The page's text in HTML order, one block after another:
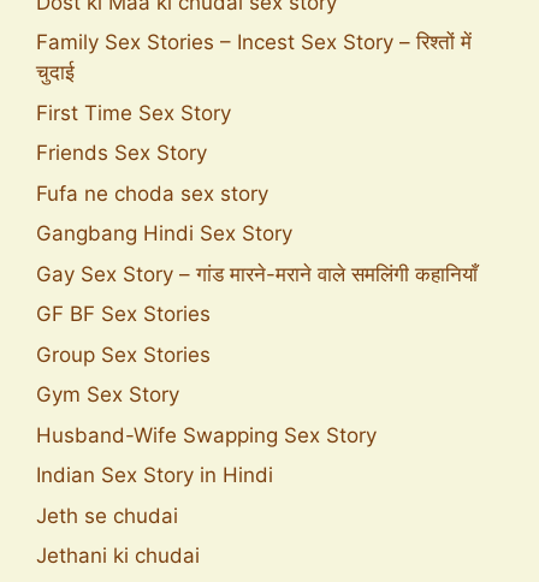
Family Sex Stories – Incest Sex Story – रिश्तों में
चुदाई
First Time Sex Story
Friends Sex Story
Fufa ne choda sex story
Gangbang Hindi Sex Story
Gay Sex Story – गांड मारने-मराने वाले समलिंगी कहानियाँ
GF BF Sex Stories
Group Sex Stories
Gym Sex Story
Husband-Wife Swapping Sex Story
Indian Sex Story in Hindi
Jeth se chudai
Jethani ki chudai